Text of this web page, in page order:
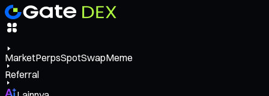
MarketPerpsSpotSwapMeme
Referral